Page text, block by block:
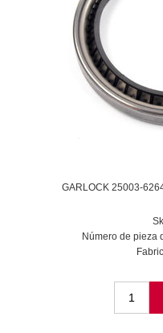
GARLOCK 25003-
Número de pieza